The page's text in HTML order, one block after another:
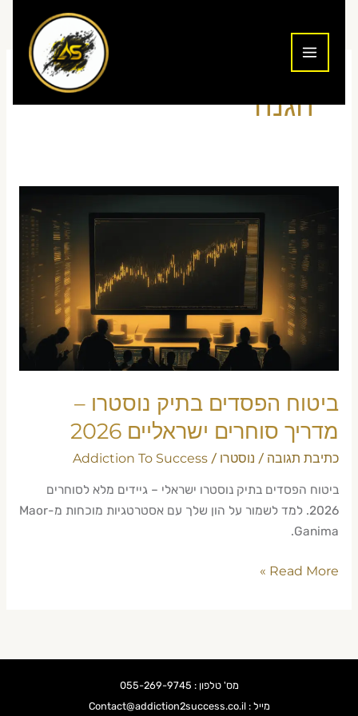
הגנה
ביטוח הפסדים בתיק נוסטרו –
מדריך סוחרים ישראליים 2026
כתיבת תגובה / נוסטרו /
Addiction To Success
ביטוח הפסדים בתיק נוסטרו ישראלי – גיידים מלא לסוחרים
2026. למד לשמור על הון שלך עם אסטרטגיות מוכחות מ-Maor
Ganima.
נוסטרו
מדריך
סוחרים
ישראליים
Read More »
מס' טלפון : 055-269-9745
מייל : Contact@addiction2success.co.il